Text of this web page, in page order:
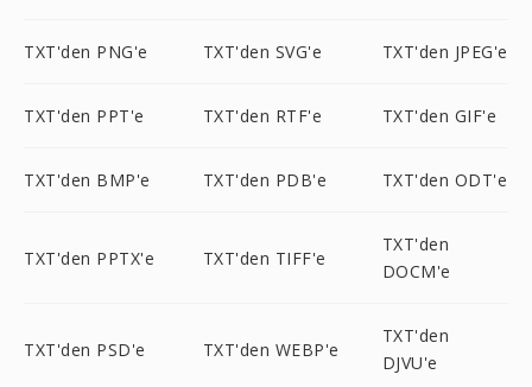
TXT'den PNG'e TXT'den SVG'e TXT'den JPEG'e
TXT'den PPT'e TXT'den RTF'e TXT'den GIF'e
TXT'den BMP'e TXT'den PDB'e TXT'den ODT'e
TXT'den PPTX'e TXT'den TIFF'e
TXT'den
DOCM'e
TXT'den PSD'e TXT'den WEBP'e
TXT'den
DJVU'e